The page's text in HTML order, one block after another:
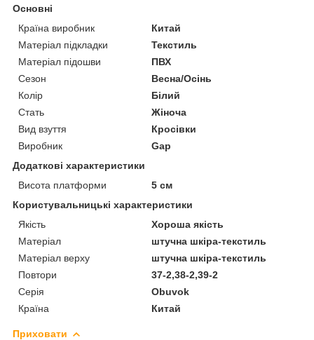
Основні
Країна виробник
Китай
Матеріал підкладки
Текстиль
Матеріал підошви
ПВХ
Сезон
Весна/Осінь
Колір
Білий
Стать
Жіноча
Вид взуття
Кросівки
Виробник
Gap
Додаткові характеристики
Висота платформи
5 см
Користувальницькі характеристики
Якість
Хороша якість
Матеріал
штучна шкіра-текстиль
Матеріал верху
штучна шкіра-текстиль
Повтори
37-2,38-2,39-2
Серія
Obuvok
Країна
Китай
Приховати